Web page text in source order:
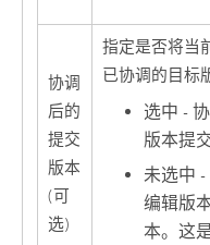
协调
后的
提交
版本
(可
选)
指定是否将当
已协调的目标
选中 -
版本提
未选中
编辑版
本。这